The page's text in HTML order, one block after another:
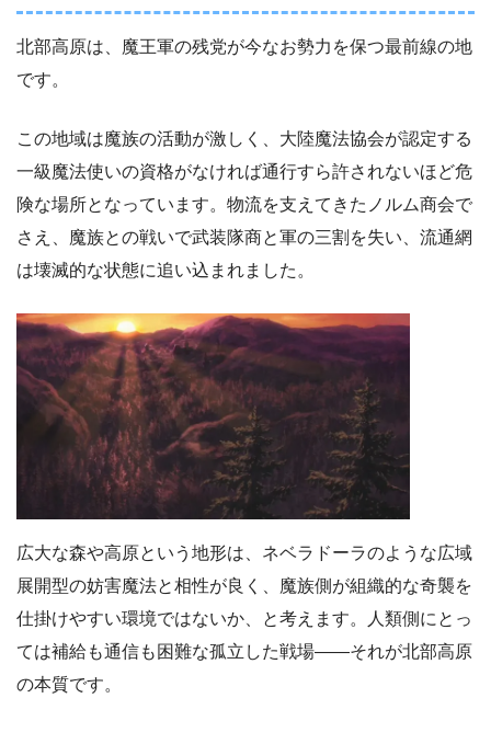
北部高原は、魔王軍の残党が今なお勢力を保つ最前線の地
です。
この地域は魔族の活動が激しく、大陸魔法協会が認定する
一級魔法使いの資格がなければ通行すら許されないほど危
険な場所となっています。物流を支えてきたノルム商会で
さえ、魔族との戦いで武装隊商と軍の三割を失い、流通網
は壊滅的な状態に追い込まれました。
広大な森や高原という地形は、ネベラドーラのような広域
展開型の妨害魔法と相性が良く、魔族側が組織的な奇襲を
仕掛けやすい環境ではないか、と考えます。人類側にとっ
ては補給も通信も困難な孤立した戦場――それが北部高原
の本質です。